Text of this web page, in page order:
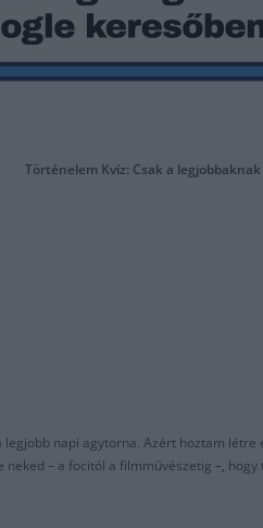
Történelem Kvíz: Csak a
napi agytorna. Azért hoztam
– a focitól a filmművészetig –,